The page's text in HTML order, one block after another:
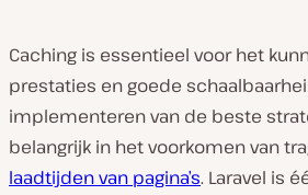
Caching is essentieel voor het
prestaties en goede
implementeren van de beste
belangrijk in het voorkomen van
laadtijden van pagina’s. Laravel is